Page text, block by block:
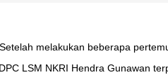
melakukan beberapa
LSM NKRI Hendra Gunawan